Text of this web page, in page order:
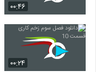
۰۰:۴۶
۰۰:۲۴